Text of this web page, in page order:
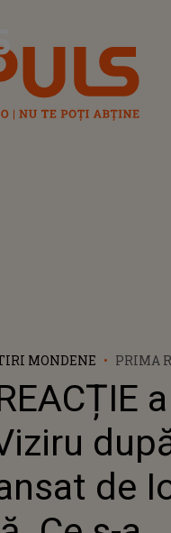
MONDENE
PRIMA
ATACUL
IOANA
A
URÂT!
ASTA
de